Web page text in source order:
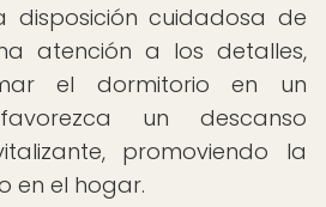
disposición cuidadosa de
atención a los detalles,
el dormitorio en un
un descanso
promoviendo la
en el hogar.